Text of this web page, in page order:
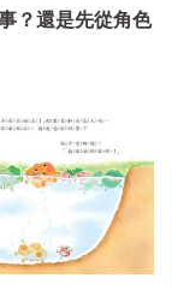
？還是先從角色